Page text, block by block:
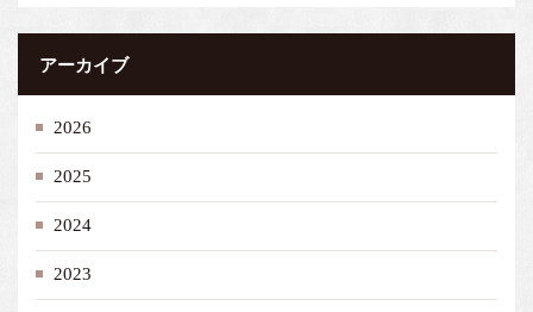
アーカイブ
2026
2025
2024
2023